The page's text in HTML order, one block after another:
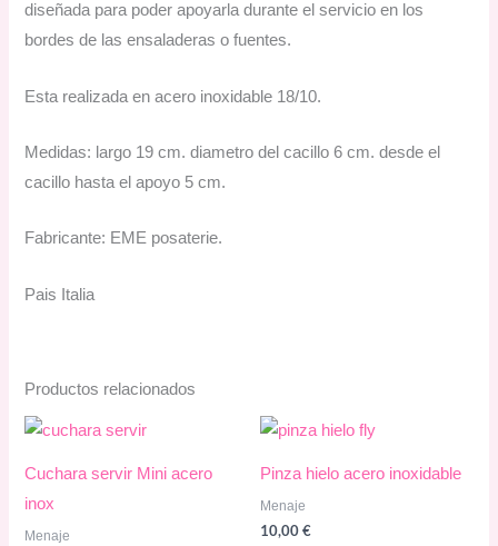
diseñada para poder apoyarla durante el servicio en los
bordes de las ensaladeras o fuentes.
Esta realizada en acero inoxidable 18/10.
Medidas: largo 19 cm. diametro del cacillo 6 cm. desde el
cacillo hasta el apoyo 5 cm.
Fabricante: EME posaterie.
Pais Italia
Productos relacionados
Cuchara servir Mini acero
inox
Menaje
Pinza hielo acero inoxidable
Menaje
10,00€